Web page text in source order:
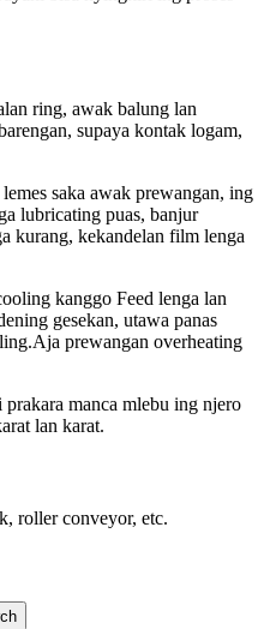
ring, awak balung lan
supaya kontak logam,
saka awak prewangan, ing
lubricating puas, banjur
kurang, kekandelan film lenga
kanggo Feed lenga lan
gesekan, utawa panas
prewangan overheating
manca mlebu ing njero
lan karat.
roller conveyor, etc.